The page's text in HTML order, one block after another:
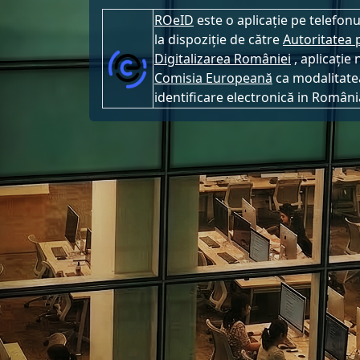
ROeID este o aplicație pe
la dispoziție de cătreAutoritatea
Digitalizarea României , aplicație
Comisia Europeană ca
identificare electronică in